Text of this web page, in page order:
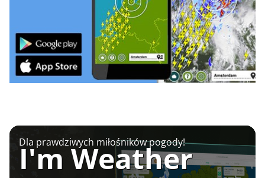
Dla prawdziwych miłośników pogody!
I'm Weather